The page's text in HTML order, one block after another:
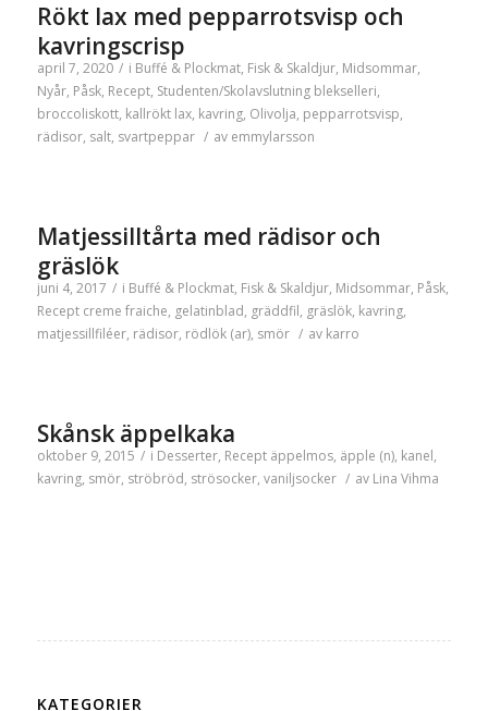
Rökt lax med pepparrotsvisp och
kavringscrisp
april 7, 2020 / i Buffé & Plockmat, Fisk & Skaldjur, Midsommar,
Nyår, Påsk, Recept, Studenten/Skolavslutning blekselleri,
broccoliskott, kallrökt lax, kavring, Olivolja, pepparrotsvisp,
rädisor, salt, svartpeppar / av emmylarsson
Matjessilltårta med rädisor och
gräslök
juni 4, 2017 / i Buffé & Plockmat, Fisk & Skaldjur, Midsommar, Påsk,
Recept creme fraiche, gelatinblad, gräddfil, gräslök, kavring,
matjessillfiléer, rädisor, rödlök (ar), smör / av karro
Skånsk äppelkaka
oktober 9, 2015 / i Desserter, Recept äppelmos, äpple (n), kanel,
kavring, smör, ströbröd, strösocker, vaniljsocker / av Lina Vihma
KATEGORIER